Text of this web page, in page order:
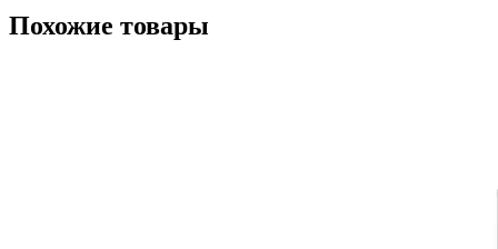
Похожие товары